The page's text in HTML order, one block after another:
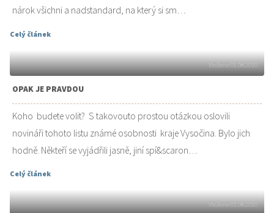
nárok všichni a nadstandard, na který si sm…
Celý článek
Vloženo 01.08.2010
OPAK JE PRAVDOU
Koho budete volit? S takovouto prostou otázkou oslovili
novináři tohoto listu známé osobnosti kraje Vysočina. Bylo jich
hodně. Někteří se vyjádřili jasně, jiní spí&scaron…
Celý článek
Vloženo 01.08.2010